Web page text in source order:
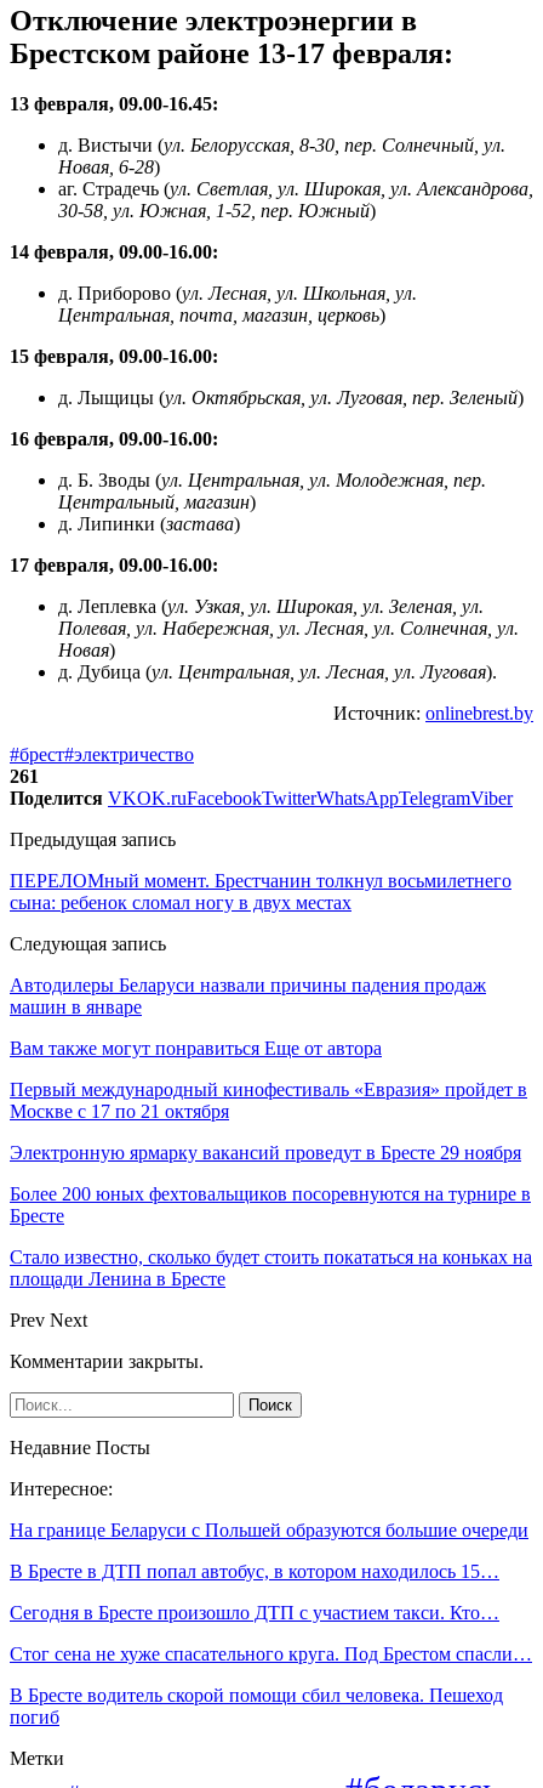
Отключение электроэнергии в
Брестском районе 13-17 февраля:
13 февраля, 09.00-16.45:
д. Вистычи (ул. Белорусская, 8-30, пер. Солнечный, ул.
Новая, 6-28)
аг. Страдечь (ул. Светлая, ул. Широкая, ул. Александрова,
30-58, ул. Южная, 1-52, пер. Южный)
14 февраля, 09.00-16.00:
д. Приборово (ул. Лесная, ул. Школьная, ул.
Центральная, почта, магазин, церковь)
15 февраля, 09.00-16.00:
д. Лыщицы (ул. Октябрьская, ул. Луговая, пер. Зеленый)
16 февраля, 09.00-16.00:
д. Б. Зводы (ул. Центральная, ул. Молодежная, пер.
Центральный, магазин)
д. Липинки (застава)
17 февраля, 09.00-16.00:
д. Леплевка (ул. Узкая, ул. Широкая, ул. Зеленая, ул.
Полевая, ул. Набережная, ул. Лесная, ул. Солнечная, ул.
Новая)
д. Дубица (ул. Центральная, ул. Лесная, ул. Луговая).
Источник: onlinebrest.by
#брест#электричество
261
Поделится VKOK.ruFacebookTwitterWhatsAppTelegramViber
Предыдущая запись
ПЕРЕЛОМный момент. Брестчанин толкнул восьмилетнего
сына: ребенок сломал ногу в двух местах
Следующая запись
Автодилеры Беларуси назвали причины падения продаж
машин в январе
Вам также могут понравиться Еще от автора
Первый международный кинофестиваль «Евразия» пройдет в
Москве с 17 по 21 октября
Электронную ярмарку вакансий проведут в Бресте 29 ноября
Более 200 юных фехтовальщиков посоревнуются на турнире в
Бресте
Стало известно, сколько будет стоить покататься на коньках на
площади Ленина в Бресте
Prev Next
Комментарии закрыты.
Недавние Посты
Интересное:
На границе Беларуси с Польшей образуются большие очереди
В Бресте в ДТП попал автобус, в котором находилось 15…
Сегодня в Бресте произошло ДТП с участием такси. Кто…
Стог сена не хуже спасательного круга. Под Брестом спасли…
В Бресте водитель скорой помощи сбил человека. Пешеход
погиб
Метки